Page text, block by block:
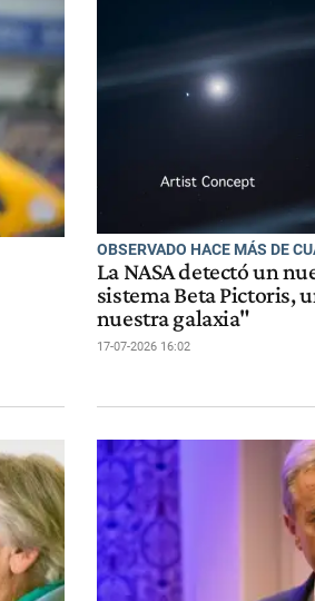
OBSERVADO HACE MÁS DE
La NASA detectó un
sistema Beta Pictoris,
nuestra galaxia"
17-07-2026 16:02